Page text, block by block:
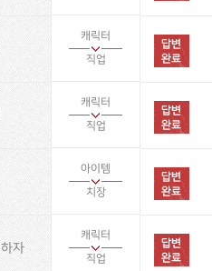
캐릭터
직업
캐릭터
직업
아이템
치장
자
캐릭터
직업